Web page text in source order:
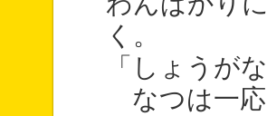
く。
「しょうが
なつは一応